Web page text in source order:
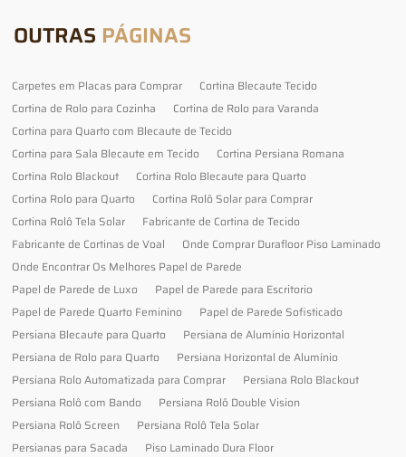
OUTRAS PÁGINAS
Carpetes em Placas para Comprar
Cortina Blecaute Tecido
Cortina de Rolo para Cozinha
Cortina de Rolo para Varanda
Cortina para Quarto com Blecaute de Tecido
Cortina para Sala Blecaute em Tecido
Cortina Persiana Romana
Cortina Rolo Blackout
Cortina Rolo Blecaute para Quarto
Cortina Rolo para Quarto
Cortina Rolô Solar para Comprar
Cortina Rolô Tela Solar
Fabricante de Cortina de Tecido
Fabricante de Cortinas de Voal
Onde Comprar Durafloor Piso Laminado
Onde Encontrar Os Melhores Papel de Parede
Papel de Parede de Luxo
Papel de Parede para Escritorio
Papel de Parede Quarto Feminino
Papel de Parede Sofisticado
Persiana Blecaute para Quarto
Persiana de Alumínio Horizontal
Persiana de Rolo para Quarto
Persiana Horizontal de Alumínio
Persiana Rolo Automatizada para Comprar
Persiana Rolo Blackout
Persiana Rolô com Bando
Persiana Rolô Double Vision
Persiana Rolô Screen
Persiana Rolô Tela Solar
Persianas para Sacada
Piso Laminado Dura Floor